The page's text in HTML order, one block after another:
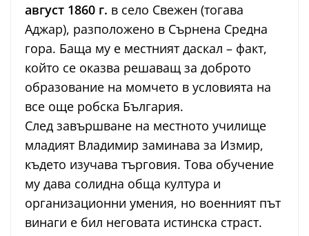
август 1860 г. в село Свежен (тогава
Аджар), разположено в Сърнена Средна
гора. Баща му е местният даскал – факт,
който се оказва решаващ за доброто
образование на момчето в условията на
все още робска България.
След завършване на местното училище
младият Владимир заминава за Измир,
където изучава търговия. Това обучение
му дава солидна обща култура и
организационни умения, но военният път
винаги е бил неговата истинска страст.